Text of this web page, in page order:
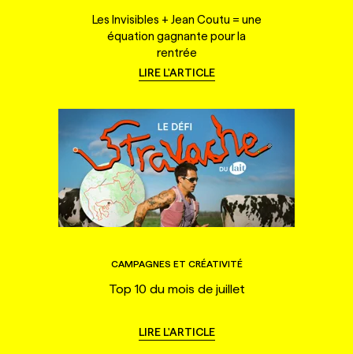
Les Invisibles + Jean Coutu = une
équation gagnante pour la
rentrée
LIRE L'ARTICLE
CAMPAGNES ET CRÉATIVITÉ
Top 10 du mois de juillet
LIRE L'ARTICLE